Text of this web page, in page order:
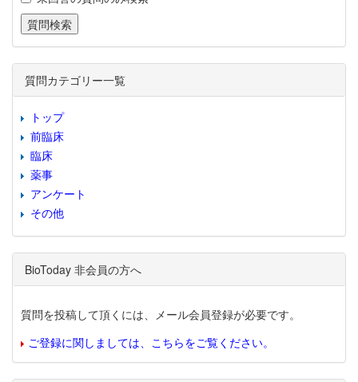
質問カテゴリー一覧
トップ
前臨床
臨床
薬事
アンケート
その他
BioToday 非会員の方へ
質問を投稿して頂くには、メール会員登録が必要です。
ご登録に関しましては、こちらをご覧ください。